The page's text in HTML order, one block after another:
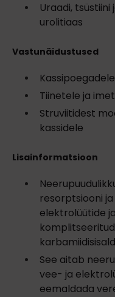
Uraadi,
urolitiaas
Vastunäidustused
Kassipoegadele
Tiinetele ja
Struviitidest
kassidele
Lisainformatsioon
resorptsiooni
elektrolüütide
See aitab
vee- ja
eemaldada